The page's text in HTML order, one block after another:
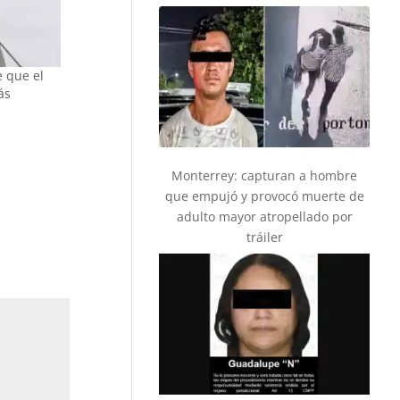
que el
Monterrey: capturan a hombre
que empujó y provocó muerte de
adulto mayor atropellado por
tráiler